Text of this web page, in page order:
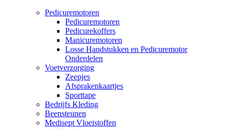
Pedicuremotoren
Pedicuremotoren
Pedicurekoffers
Manicuremotoren
Losse Handstukken en Pedicuremotor
Onderdelen
Voetverzorging
Zeepjes
Afsprakenkaartjes
Sporttape
Bedrijfs Kleding
Beensteunen
Medisept Vloeistoffen